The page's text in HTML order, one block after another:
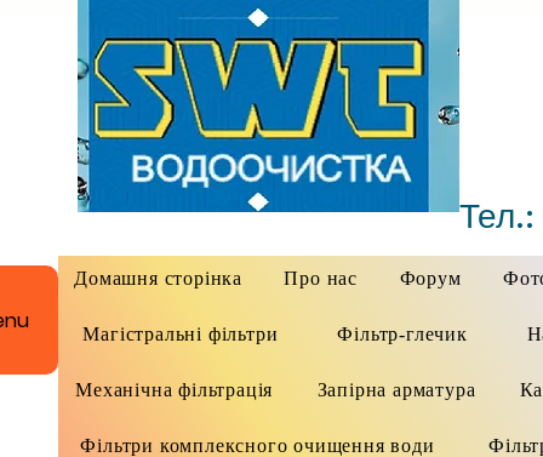
Домашня сторінка Про нас Форум
Магістральні фільтри Фільтр-глечик
Механічна фільтрація Запірна арматура
Фільтри комплексного очищення води